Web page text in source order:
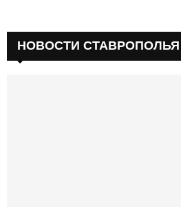
НОВОСТИ СТАВРОПОЛЬЯ